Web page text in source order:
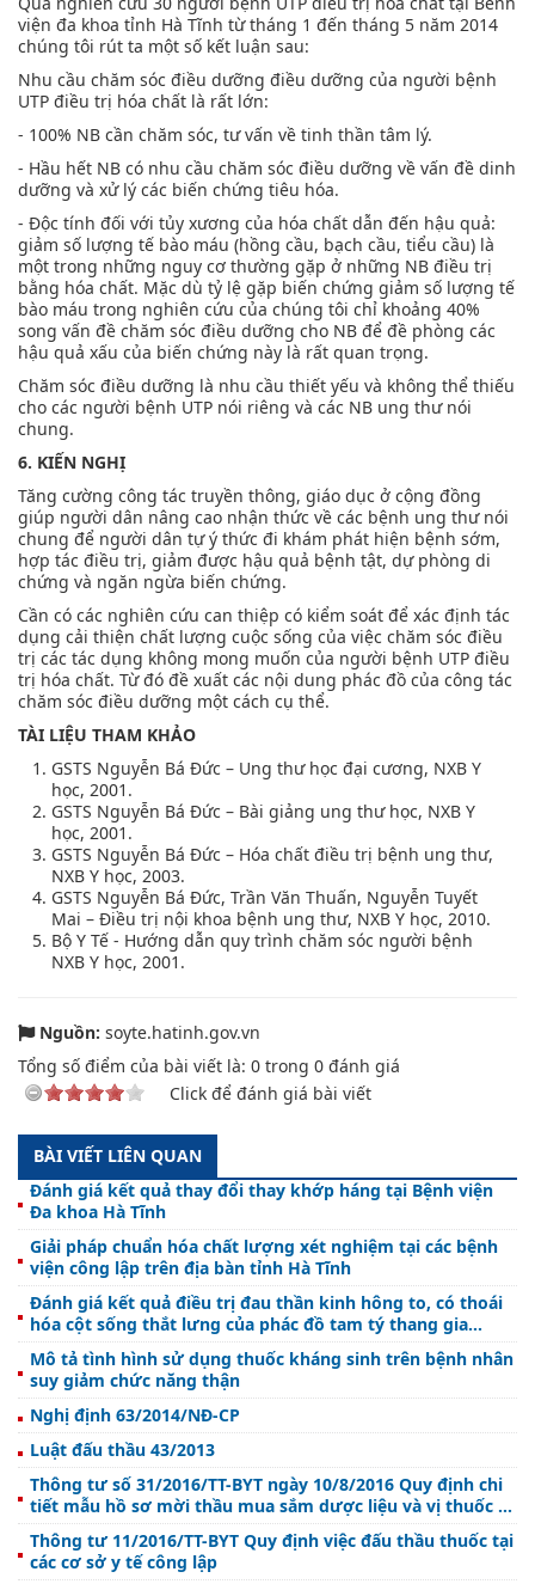
viện đa khoa tỉnh Hà Tĩnh từ tháng 1 đến tháng 5 năm 2014
chúng tôi rút ta một số kết luận sau:
Nhu cầu chăm sóc điều dưỡng điều dưỡng của người bệnh
UTP điều trị hóa chất là rất lớn:
- 100% NB cần chăm sóc, tư vấn về tinh thần tâm lý.
- Hầu hết NB có nhu cầu chăm sóc điều dưỡng về vấn đề dinh
dưỡng và xử lý các biến chứng tiêu hóa.
- Độc tính đối với tủy xương của hóa chất dẫn đến hậu quả:
giảm số lượng tế bào máu (hồng cầu, bạch cầu, tiểu cầu) là
một trong những nguy cơ thường gặp ở những NB điều trị
bằng hóa chất. Mặc dù tỷ lệ gặp biến chứng giảm số lượng tế
bào máu trong nghiên cứu của chúng tôi chỉ khoảng 40%
song vấn đề chăm sóc điều dưỡng cho NB để đề phòng các
hậu quả xấu của biến chứng này là rất quan trọng.
Chăm sóc điều dưỡng là nhu cầu thiết yếu và không thể thiếu
cho các người bệnh UTP nói riêng và các NB ung thư nói
chung.
6. KIẾN NGHỊ
Tăng cường công tác truyền thông, giáo dục ở cộng đồng
giúp người dân nâng cao nhận thức về các bệnh ung thư nói
chung để người dân tự ý thức đi khám phát hiện bệnh sớm,
hợp tác điều trị, giảm được hậu quả bệnh tật, dự phòng di
chứng và ngăn ngừa biến chứng.
Cần có các nghiên cứu can thiệp có kiểm soát để xác định tác
dụng cải thiện chất lượng cuộc sống của việc chăm sóc điều
trị các tác dụng không mong muốn của người bệnh UTP điều
trị hóa chất. Từ đó đề xuất các nội dung phác đồ của công tác
chăm sóc điều dưỡng một cách cụ thể.
TÀI LIỆU THAM KHẢO
GSTS Nguyễn Bá Đức – Ung thư học đại cương, NXB Y
học, 2001.
GSTS Nguyễn Bá Đức – Bài giảng ung thư học, NXB Y
học, 2001.
GSTS Nguyễn Bá Đức – Hóa chất điều trị bệnh ung thư,
NXB Y học, 2003.
GSTS Nguyễn Bá Đức, Trần Văn Thuấn, Nguyễn Tuyết
Mai – Điều trị nội khoa bệnh ung thư, NXB Y học, 2010.
Bộ Y Tế - Hướng dẫn quy trình chăm sóc người bệnh
NXB Y học, 2001.
Nguồn: soyte.hatinh.gov.vn
Tổng số điểm của bài viết là: 0 trong 0 đánh giá
Click để đánh giá bài viết
BÀI VIẾT LIÊN QUAN
Đánh giá kết quả thay đổi thay khớp háng tại Bệnh viện
Đa khoa Hà Tĩnh
Giải pháp chuẩn hóa chất lượng xét nghiệm tại các bệnh
viện công lập trên địa bàn tỉnh Hà Tĩnh
Đánh giá kết quả điều trị đau thần kinh hông to, có thoái
hóa cột sống thắt lưng của phác đồ tam tý thang gia
giảm, kết hợp với điện châm, xoa bóp, bấm huyệt
Mô tả tình hình sử dụng thuốc kháng sinh trên bệnh nhân
suy giảm chức năng thận
Nghị định 63/2014/NĐ-CP
Luật đấu thầu 43/2013
Thông tư số 31/2016/TT-BYT ngày 10/8/2016 Quy định chi
tiết mẫu hồ sơ mời thầu mua sắm dược liệu và vị thuốc cổ
truyền tại cơ sở y tế
Thông tư 11/2016/TT-BYT Quy định việc đấu thầu thuốc tại
các cơ sở y tế công lập